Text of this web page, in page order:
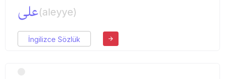
علی(aleyye)
İngilizce Sözlük